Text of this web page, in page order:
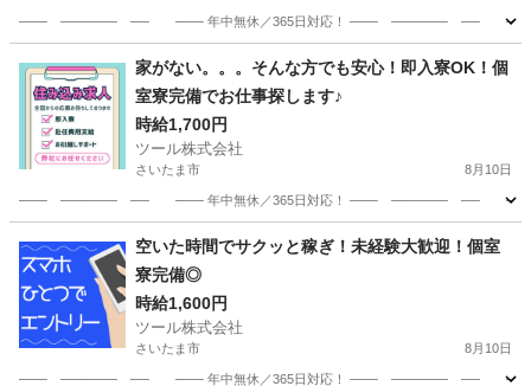
─── ────── ── ─── 年中無休／365日対応！ ─── ────── ── ───
さいたま市家がない。。。そんな方でも安心！即入寮OK！個
室寮完備でお仕事探します♪
時給1,700円
ツール株式会社
さいたま市 8月10日
─── ────── ── ─── 年中無休／365日対応！ ─── ────── ── ───
さいたま市 工場 個室
空いた時間でサクッと稼ぎ！未経験大歓迎！個室
寮完備◎
時給1,600円
ツール株式会社
さいたま市 8月10日
─── ────── ── ─── 年中無休／365日対応！ ─── ────── ── ───